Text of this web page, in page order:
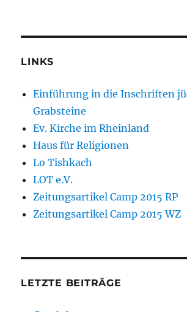
LINKS
Einführung in die Inschriften
Grabsteine
Ev. Kirche im Rheinland
Haus für Religionen
Lo Tishkach
LOT e.V.
Zeitungsartikel Camp 2015 RP
Zeitungsartikel Camp 2015 WZ
LETZTE BEITRÄGE